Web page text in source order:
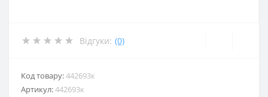
Відгуки: (0)
Код товару:442693к
Артикул:442693к